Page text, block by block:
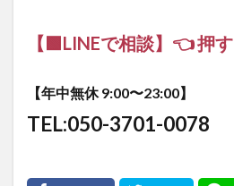
【🟩LINEで相談】👈 押す
【年中無休 9:00〜23:00】
TEL:050-3701-0078